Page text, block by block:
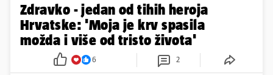
Zdravko - jedan od tihih heroja
Hrvatske: 'Moja je krv spasila
možda i više od tristo života'
6 2